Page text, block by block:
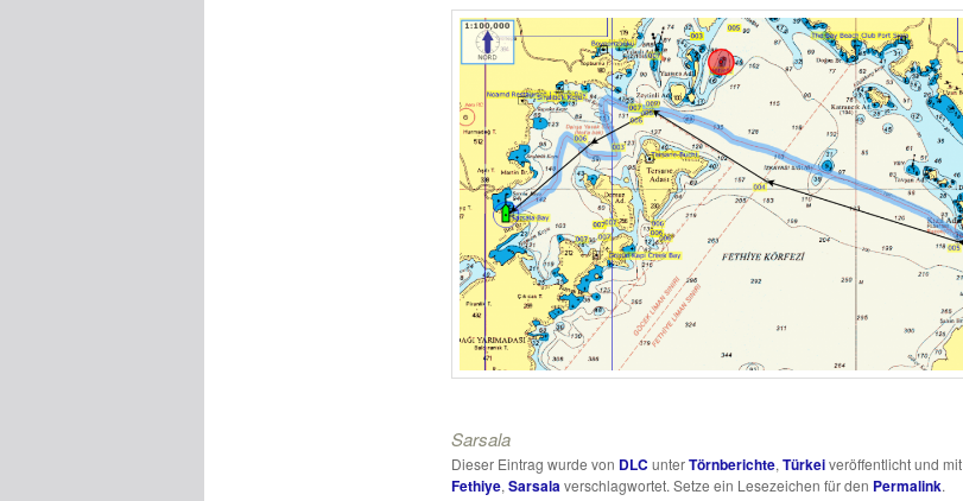
Sarsala
Dieser Eintrag wurde von DLC unterTörnberichte,Türkeiveröffentlicht und mit
Fethiye,Sarsalaverschlagwortet. Setze ein Lesezeichen für den Permalink.